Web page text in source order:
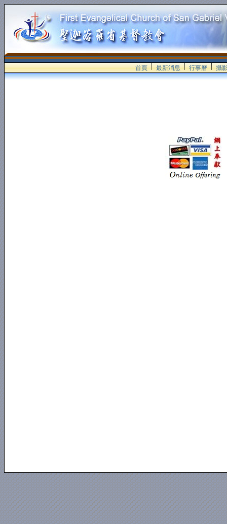
首頁 最新消息 行事曆 攝